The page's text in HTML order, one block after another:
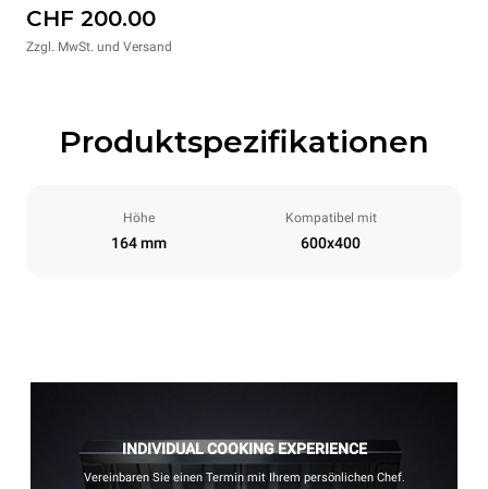
CHF 200.00
Zzgl. MwSt. und Versand
Produktspezifikationen
Höhe
164 mm
Kompatibel mit
600x400
INDIVIDUAL COOKING EXPERIENCE
Vereinbaren Sie einen Termin mit Ihrem persönlichen Chef.